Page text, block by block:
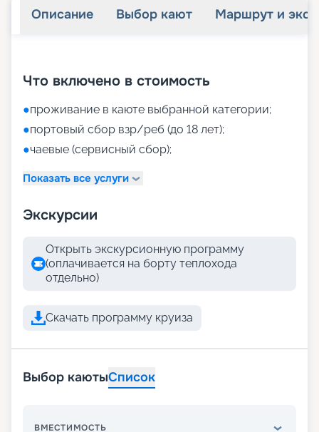
Описание Выбор кают Маршрут и
Что включено в стоимость
●проживание в каюте выбранной категории;
●портовый сбор взр/реб (до 18 лет);
●чаевые (сервисный сбор);
Показать все услуги
Экскурсии
Открыть экскурсионную программу
(оплачивается на борту теплохода
отдельно)
Скачать программу круиза
Выбор каютыСписок
ВМЕСТИМОСТЬ